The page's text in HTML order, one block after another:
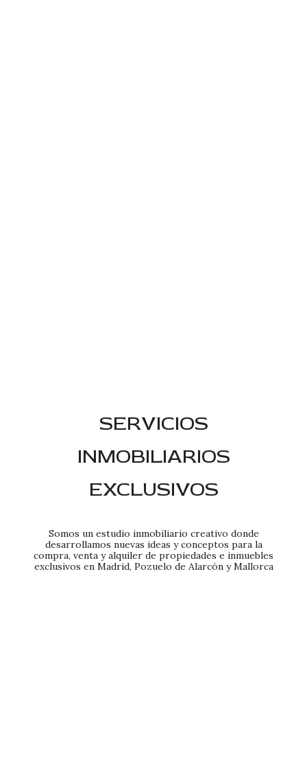
SERVICIOS
INMOBILIARIOS
EXCLUSIVOS
Somos un estudio inmobiliario creativo donde
desarrollamos nuevas ideas y conceptos para la
compra, venta y alquiler de propiedades e inmuebles
exclusivos en Madrid, Pozuelo de Alarcón y Mallorca